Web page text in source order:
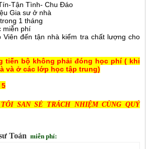
Tận Tình- Chu Đáo
Gia sư ở nhà
1 tháng
miễn phí
Viên đến tận nhà kiểm tra chất lượng cho
tiến bộ không phải đóng học phí ( khi
và ở các lớp học tập trung)
SAN SẺ TRÁCH NHIỆM CÙNG QUÝ
Toán miễn phí: